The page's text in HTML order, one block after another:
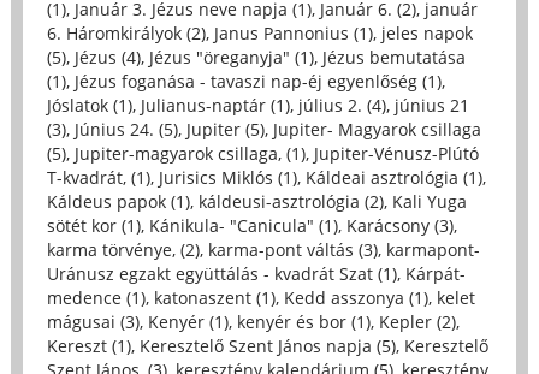
(1), Január 3. Jézus neve napja (1), Január 6. (2), január
6. Háromkirályok (2), Janus Pannonius (1), jeles napok
(5), Jézus (4), Jézus "öreganyja" (1), Jézus bemutatása
(1), Jézus foganása - tavaszi nap-éj egyenlőség (1),
Jóslatok (1), Julianus-naptár (1), július 2. (4), június 21
(3), Június 24. (5), Jupiter (5), Jupiter- Magyarok csillaga
(5), Jupiter-magyarok csillaga, (1), Jupiter-Vénusz-Plútó
T-kvadrát, (1), Jurisics Miklós (1), Káldeai asztrológia (1),
Káldeus papok (1), káldeusi-asztrológia (2), Kali Yuga
sötét kor (1), Kánikula- "Canicula" (1), Karácsony (3),
karma törvénye, (2), karma-pont váltás (3), karmapont-
Uránusz egzakt együttálás - kvadrát Szat (1), Kárpát-
medence (1), katonaszent (1), Kedd asszonya (1), kelet
mágusai (3), Kenyér (1), kenyér és bor (1), Kepler (2),
Kereszt (1), Keresztelő Szent János napja (5), Keresztelő